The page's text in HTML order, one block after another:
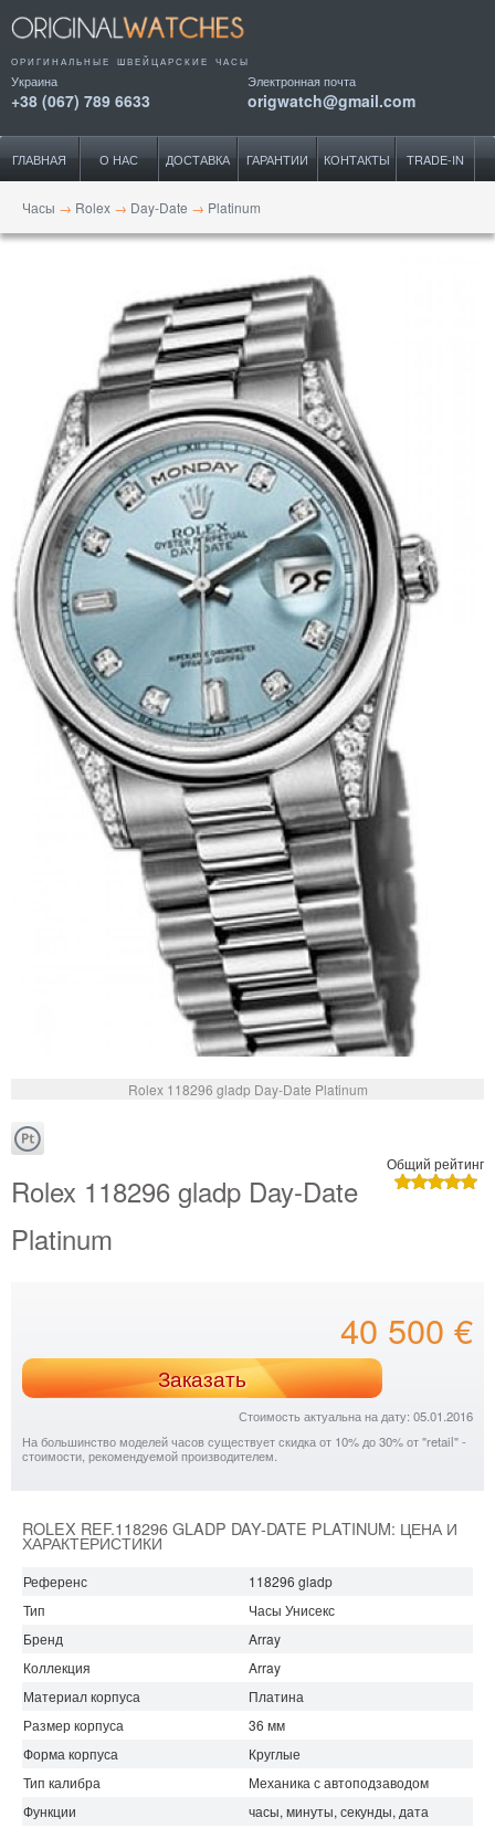
ОРИГИНАЛЬНЫЕ ШВЕЙЦАРСКИЕ ЧАСЫ
Украина
+38 (067) 789 6633
Электронная почта
origwatch@gmail.com
ГЛАВНАЯ О НАС ДОСТАВКА ГАРАНТИИ КОНТАКТЫ TRADE-IN
Часы → Rolex → Day-Date → Platinum
Rolex 118296 gladp Day-Date Platinum
Общий рейтинг
Rolex 118296 gladp Day-Date
Platinum
40 500 €
Заказать
Стоимость актуальна на дату: 05.01.2016
На большинство моделей часов существует скидка от 10% до 30% от "retail" -
стоимости, рекомендуемой производителем.
ROLEX REF.118296 GLADP DAY-DATE PLATINUM: ЦЕНА И
ХАРАКТЕРИСТИКИ
Референс
118296 gladp
Тип
Часы Унисекс
Бренд
Array
Коллекция
Array
Материал корпуса
Платина
Размер корпуса
36 мм
Форма корпуса
Круглые
Тип калибра
Механика с автоподзаводом
Функции
часы, минуты, секунды, дата